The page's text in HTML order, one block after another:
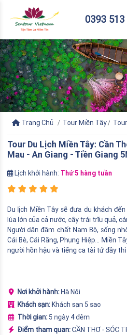
0393 513
Trang Chủ Tour Miền Tây
Tour Du Lịch Miền Tây: Cần
Mau - An Giang - Tiền Giang
Lịch khởi hành: Thứ 5 hàng tuần
Du lịch Miền Tây sẽ đưa du khách
lúa lớn của cả nước, cây trái trĩu quả,
Người dân đậm chất Nam Bộ, sống
Cái Bè, Cái Răng, Phụng Hiệp... Miền
người hồn hậu và tiếng ca tài tử đầy thi
Nơi khởi hành:Hà Nội
Khách sạn:Khách sạn 5 sao
Thời gian: 5 ngày 4 đêm
Điểm tham quan:CẦN THƠ - SÓC